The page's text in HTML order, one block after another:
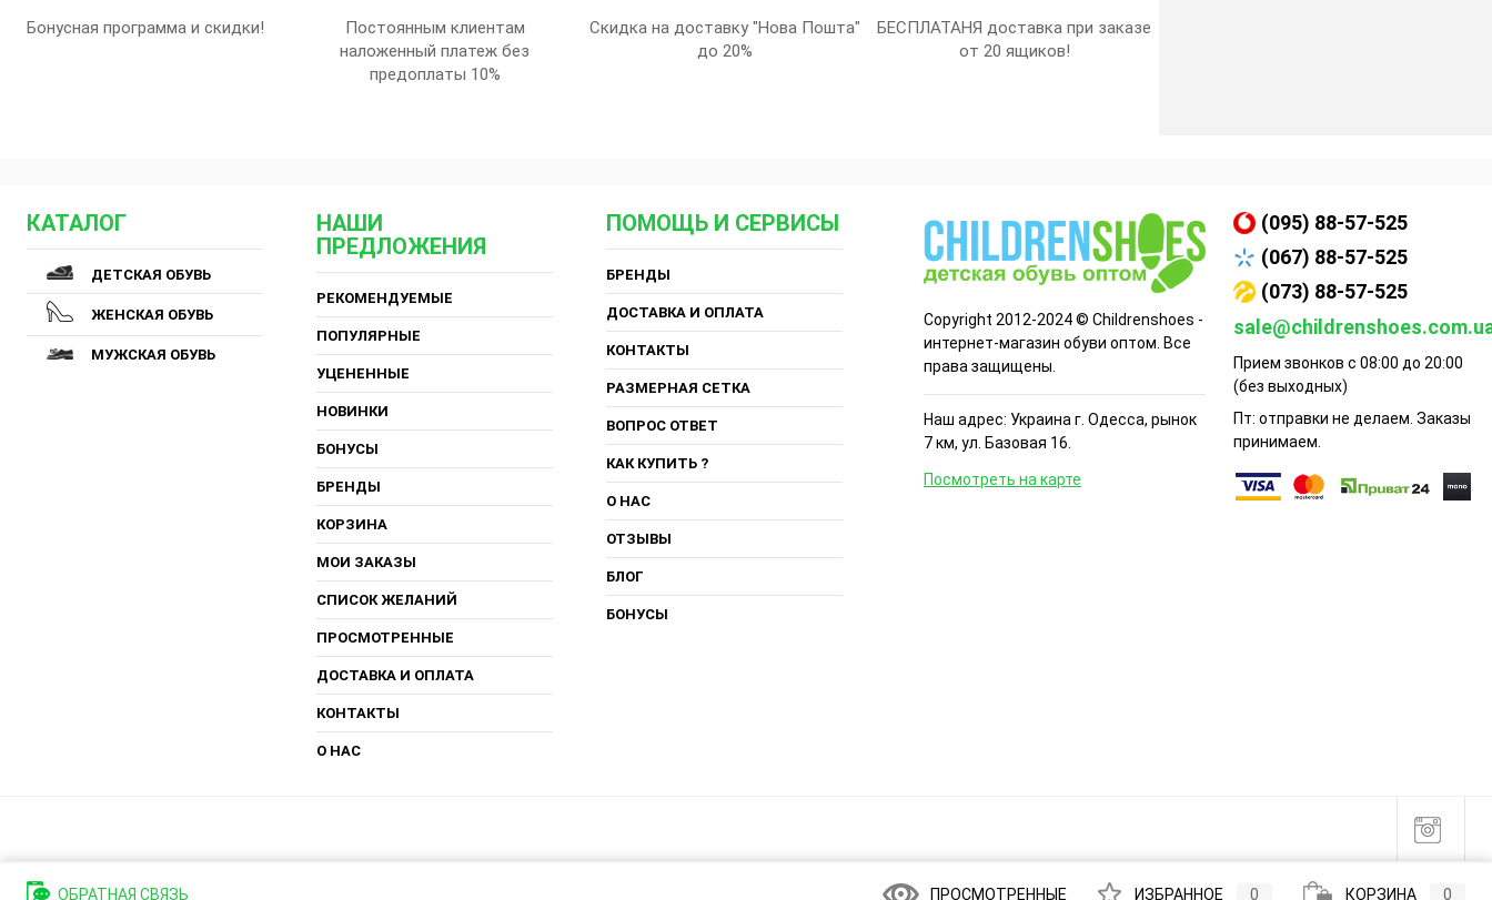
Бонусная программа и скидки!
Постоянным клиентам
наложенный платеж без
предоплаты 10%
Скидка на доставку "Нова Пошта"
до 20%
БЕСПЛАТАНЯ доставка при заказе
от 20 ящиков!
КАТАЛОГ
ДЕТСКАЯ ОБУВЬ
ЖЕНСКАЯ ОБУВЬ
МУЖСКАЯ ОБУВЬ
НАШИ
ПРЕДЛОЖЕНИЯ
РЕКОМЕНДУЕМЫЕ
ПОПУЛЯРНЫЕ
УЦЕНЕННЫЕ
НОВИНКИ
БОНУСЫ
БРЕНДЫ
КОРЗИНА
МОИ ЗАКАЗЫ
СПИСОК ЖЕЛАНИЙ
ПРОСМОТРЕННЫЕ
ДОСТАВКА И ОПЛАТА
КОНТАКТЫ
О НАС
ПОМОЩЬ И СЕРВИСЫ
БРЕНДЫ
ДОСТАВКА И ОПЛАТА
КОНТАКТЫ
РАЗМЕРНАЯ СЕТКА
ВОПРОС ОТВЕТ
КАК КУПИТЬ ?
О НАС
ОТЗЫВЫ
БЛОГ
БОНУСЫ
Copyright 2012-2024 © Childrenshoes -
интернет-магазин обуви оптом. Все
права защищены.
Наш адрес: Украина г. Одесса, рынок
7 км, ул. Базовая 16.
Посмотреть на карте
(095) 88-57-525
(067) 88-57-525
(073) 88-57-525
Прием звонков с 08:00 до 20:00
(без выходных)
Пт: отправки не делаем. Заказы
принимаем.
ОБРАТНАЯ СВЯЗЬ ПРОСМОТРЕННЫЕ ИЗБРАННОЕ 0 КОРЗИНА 0